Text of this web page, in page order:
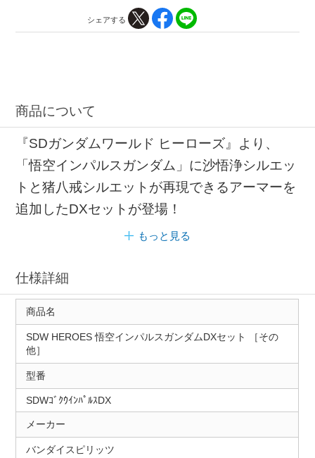
シェアする
商品について
『SDガンダムワールド ヒーローズ』より、
「悟空インパルスガンダム」に沙悟浄シルエッ
トと猪八戒シルエットが再現できるアーマーを
追加したDXセットが登場！
もっと見る
仕様詳細
商品名
SDW HEROES 悟空インパルスガンダムDXセット ［その
他］
型番
SDWｺﾞｸｳｲﾝﾊﾟﾙｽDX
メーカー
バンダイスピリッツ